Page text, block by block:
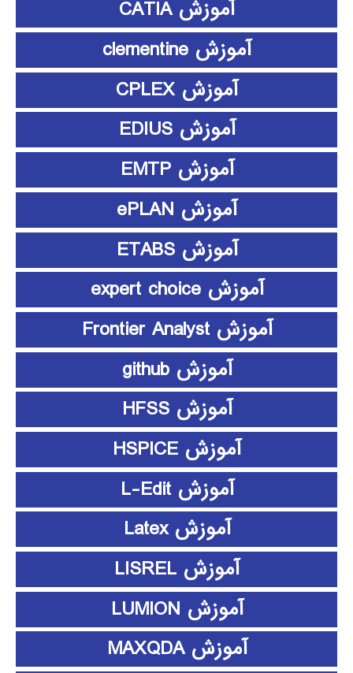
آموزش CATIA
آموزش clementine
آموزش CPLEX
آموزش EDIUS
آموزش EMTP
آموزش ePLAN
آموزش ETABS
آموزش expert choice
آموزش Frontier Analyst
آموزش github
آموزش HFSS
آموزش HSPICE
آموزش L-Edit
آموزش Latex
آموزش LISREL
آموزش LUMION
آموزش MAXQDA